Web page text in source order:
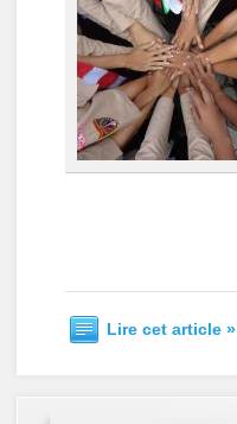
Lire cet article »